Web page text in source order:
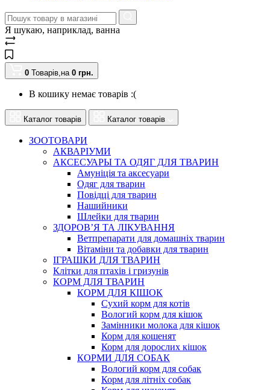
Я шукаю, наприклад, ванна
0 Товарів,на 0 грн.
В кошику немає товарів :(
Каталог товарів Каталог товарів
ЗООТОВАРИ
АКВАРІУМИ
АКСЕСУАРЫ ТА ОДЯГ ДЛЯ ТВАРИН
Амуніція та аксесуари
Одяг для тварин
Повідці для тварин
Нашийники
Шлейки для тварин
ЗДОРОВ’Я ТА ЛІКУВАННЯ
Ветпрепарати для домашніх тварин
Вітаміни та добавки для тварин
ІГРАШКИ ДЛЯ ТВАРИН
Клітки для птахів і гризунів
КОРМ ДЛЯ ТВАРИН
КОРМ ДЛЯ КІШОК
Сухий корм для котів
Вологий корм для кішок
Замінники молока для кішок
Корм для кошенят
Корм для дорослих кішок
КОРМИ ДЛЯ СОБАК
Вологий корм для собак
Корм для літніх собак